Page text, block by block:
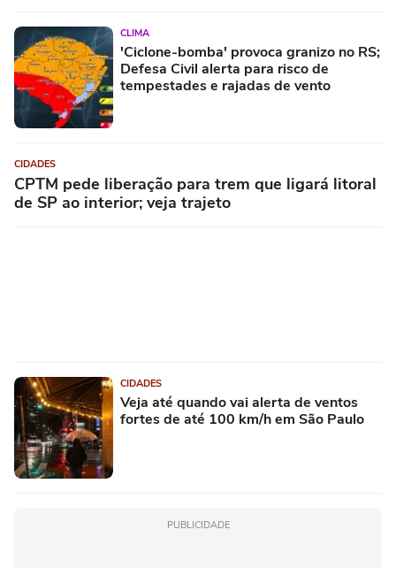
CLIMA
'Ciclone-bomba' provoca granizo no RS;
Defesa Civil alerta para risco de
tempestades e rajadas de vento
CIDADES
CPTM pede liberação para trem que ligará litoral
de SP ao interior; veja trajeto
CIDADES
Veja até quando vai alerta de ventos
fortes de até 100 km/h em São Paulo
PUBLICIDADE